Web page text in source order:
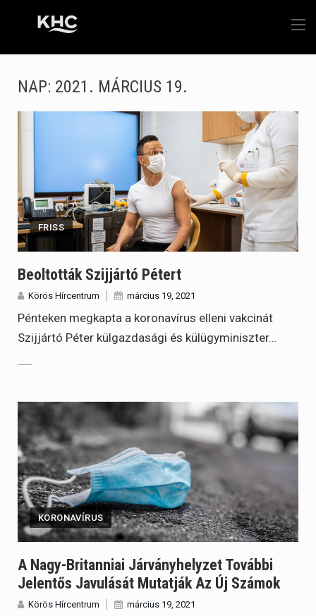
NAP: 2021. MÁRCIUS 19.
FRISS
Beoltották Szijjártó Pétert
Körös Hírcentrum március 19, 2021
Pénteken megkapta a koronavírus elleni vakcinát
Szijjártó Péter külgazdasági és külügyminiszter…
KORONAVÍRUS
A Nagy-Britanniai Járványhelyzet További
Jelentős Javulását Mutatják Az Új Számok
Körös Hírcentrum március 19, 2021